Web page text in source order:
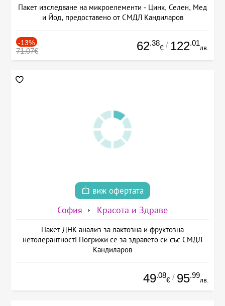
Пакет изследване на микроелементи - Цинк, Селен, Мед
и Йод, предоставено от СМДЛ Кандиларов
-13%
71.07€ 62.38
€ / 122.01
лв.
виж офертата
София Красота и Здраве
Пакет ДНК анализ за лактозна и фруктозна
нетолерантност! Погрижи се за здравето си със СМДЛ
Кандиларов
49.08
€ / 95.99
лв.